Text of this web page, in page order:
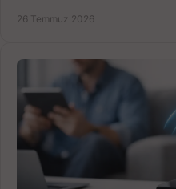
26 Temmuz 2026